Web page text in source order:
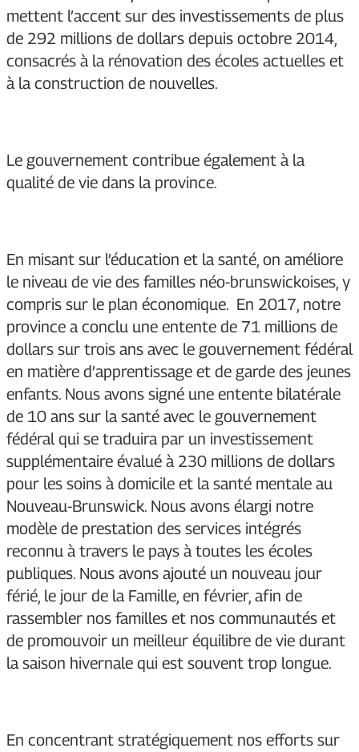
mettent l’accent sur des investissements de plus
de 292 millions de dollars depuis octobre 2014,
consacrés à la rénovation des écoles actuelles et
à la construction de nouvelles.
Le gouvernement contribue également à la
qualité de vie dans la province.
En misant sur l’éducation et la santé, on améliore
le niveau de vie des familles néo-brunswickoises, y
compris sur le plan économique. En 2017, notre
province a conclu une entente de 71 millions de
dollars sur trois ans avec le gouvernement fédéral
en matière d’apprentissage et de garde des jeunes
enfants. Nous avons signé une entente bilatérale
de 10 ans sur la santé avec le gouvernement
fédéral qui se traduira par un investissement
supplémentaire évalué à 230 millions de dollars
pour les soins à domicile et la santé mentale au
Nouveau-Brunswick. Nous avons élargi notre
modèle de prestation des services intégrés
reconnu à travers le pays à toutes les écoles
publiques. Nous avons ajouté un nouveau jour
férié, le jour de la Famille, en février, afin de
rassembler nos familles et nos communautés et
de promouvoir un meilleur équilibre de vie durant
la saison hivernale qui est souvent trop longue.
En concentrant stratégiquement nos efforts sur